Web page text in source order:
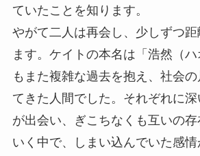
ていたことを知ります。
やがて二人は再会し、少しずつ距
ます。ケイトの本名は「浩然（
もまた複雑な過去を抱え、社会
てきた人間でした。それぞれに深
が出会い、ぎこちなくも互いの
いく中で、しまい込んでいた感情